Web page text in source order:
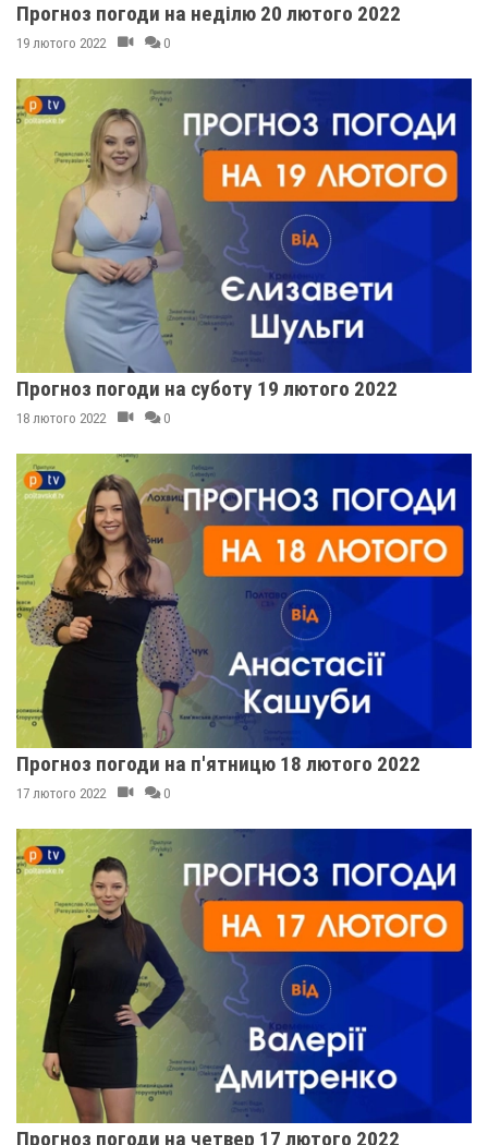
Прогноз погоди на неділю 20 лютого 2022
19 лютого 2022 0
Прогноз погоди на суботу 19 лютого 2022
18 лютого 2022 0
Прогноз погоди на п'ятницю 18 лютого 2022
17 лютого 2022 0
Прогноз погоди на четвер 17 лютого 2022